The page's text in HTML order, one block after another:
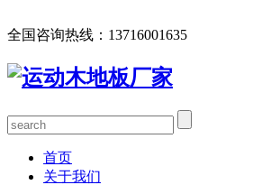
全国咨询热线： 13716001635
首页
关于我们